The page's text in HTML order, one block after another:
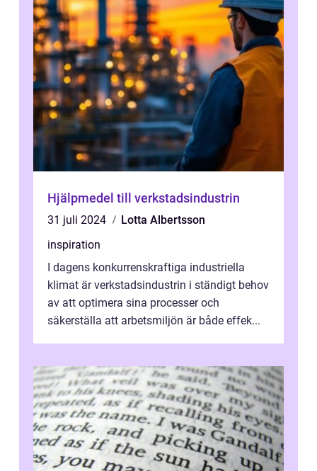
Hjälpmedel till verkstadsindustrin
31 juli 2024
Lotta Albertsson
inspiration
I dagens konkurrenskraftiga industriella
klimat är verkstadsindustrin i ständigt behov
av att optimera sina processer och
säkerställa att arbetsmiljön är både effek...